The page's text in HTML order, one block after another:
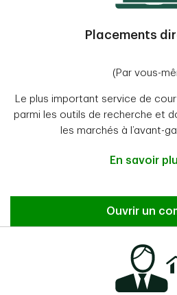
Placements
(Par vous-
Le plus important service de
parmi les outils de recherche et
les marchés à l’avant-
En savoir
Ouvrir un